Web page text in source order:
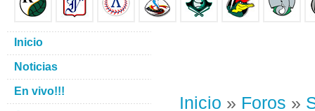
Inicio » Foros »
Inicio
Noticias
En vivo!!!